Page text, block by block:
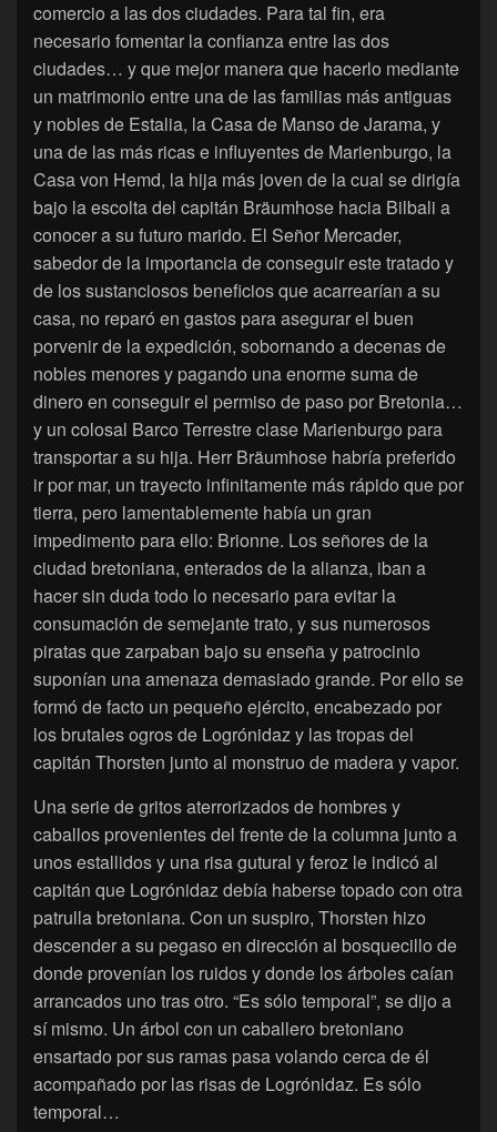
comercio a las dos ciudades. Para tal fin, era
necesario fomentar la confianza entre las dos
ciudades… y que mejor manera que hacerlo mediante
un matrimonio entre una de las familias más antiguas
y nobles de Estalia, la Casa de Manso de Jarama, y
una de las más ricas e influyentes de Marienburgo, la
Casa von Hemd, la hija más joven de la cual se dirigía
bajo la escolta del capitán Bräumhose hacia Bilbali a
conocer a su futuro marido. El Señor Mercader,
sabedor de la importancia de conseguir este tratado y
de los sustanciosos beneficios que acarrearían a su
casa, no reparó en gastos para asegurar el buen
porvenir de la expedición, sobornando a decenas de
nobles menores y pagando una enorme suma de
dinero en conseguir el permiso de paso por Bretonia…
y un colosal Barco Terrestre clase Marienburgo para
transportar a su hija. Herr Bräumhose habría preferido
ir por mar, un trayecto infinitamente más rápido que por
tierra, pero lamentablemente había un gran
impedimento para ello: Brionne. Los señores de la
ciudad bretoniana, enterados de la alianza, iban a
hacer sin duda todo lo necesario para evitar la
consumación de semejante trato, y sus numerosos
piratas que zarpaban bajo su enseña y patrocinio
suponían una amenaza demasiado grande. Por ello se
formó de facto un pequeño ejército, encabezado por
los brutales ogros de Logrónidaz y las tropas del
capitán Thorsten junto al monstruo de madera y vapor.
Una serie de gritos aterrorizados de hombres y
caballos provenientes del frente de la columna junto a
unos estallidos y una risa gutural y feroz le indicó al
capitán que Logrónidaz debía haberse topado con otra
patrulla bretoniana. Con un suspiro, Thorsten hizo
descender a su pegaso en dirección al bosquecillo de
donde provenían los ruidos y donde los árboles caían
arrancados uno tras otro. “Es sólo temporal”, se dijo a
sí mismo. Un árbol con un caballero bretoniano
ensartado por sus ramas pasa volando cerca de él
acompañado por las risas de Logrónidaz. Es sólo
temporal…